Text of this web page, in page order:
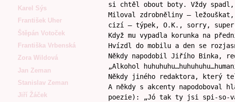
Karel Sýs
František Uher
Štěpán Votoček
Františka Vrbenská
Zora Wildová
Jan Zeman
Stanislav Zeman
Jiří Žáček
si chtěl obout boty. Vždy
Miloval zdrobněliny –
cizí – týpek, O.K., sorry,
Když mu vypadla korunka na
Hvízdl do mobilu a den se
Někdy napodobil Jiřího Binka,
„Alkohol
Někdy jiného redaktora, který
A někdy s akcenty
poezie): „Jó tak ty jsi spi-